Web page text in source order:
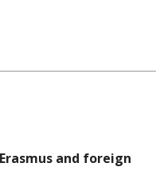
and foreign